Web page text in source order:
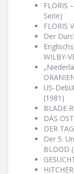
FLORIS
Serie)
FLORIS
Der
WILBY-
US-
(1981)
BLADE
DAS
DER
Der 5.
BLOOD